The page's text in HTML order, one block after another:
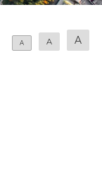
A A A